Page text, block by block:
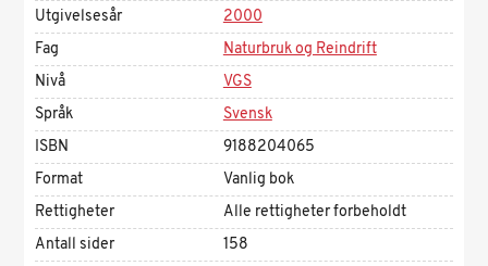
Utgivelsesår
2000
Fag
Naturbruk og Reindrift
Nivå
VGS
Språk
Svensk
ISBN
9188204065
Format
Vanlig bok
Rettigheter
Alle rettigheter forbeholdt
Antall sider
158